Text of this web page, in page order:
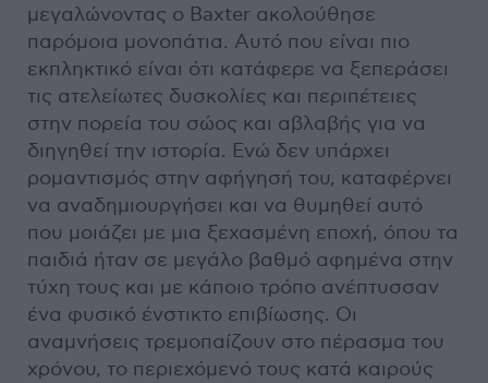
μεγαλώνοντας ο Baxter ακολούθησε
παρόμοια μονοπάτια. Αυτό που είναι πιο
εκπληκτικό είναι ότι κατάφερε να ξεπεράσει
τις ατελείωτες δυσκολίες και περιπέτειες
στην πορεία του σώος και αβλαβής για να
διηγηθεί την ιστορία. Ενώ δεν υπάρχει
ρομαντισμός στην αφήγησή του, καταφέρνει
να αναδημιουργήσει και να θυμηθεί αυτό
που μοιάζει με μια ξεχασμένη εποχή, όπου τα
παιδιά ήταν σε μεγάλο βαθμό αφημένα στην
τύχη τους και με κάποιο τρόπο ανέπτυσσαν
ένα φυσικό ένστικτο επιβίωσης. Οι
αναμνήσεις τρεμοπαίζουν στο πέρασμα του
χρόνου, το περιεχόμενό τους κατά καιρούς